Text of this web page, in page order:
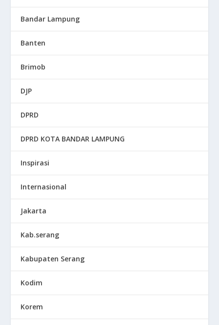
Bandar Lampung
Banten
Brimob
DJP
DPRD
DPRD KOTA BANDAR LAMPUNG
Inspirasi
Internasional
Jakarta
Kab.serang
Kabupaten Serang
Kodim
Korem